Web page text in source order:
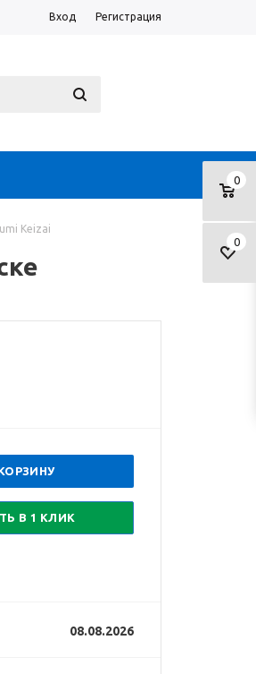
Вход Регистрация
0
0
Keizai
В 1 КЛИК
08.08.2026